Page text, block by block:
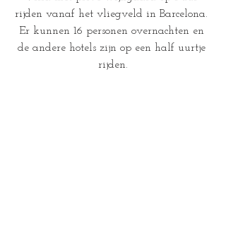
rijden vanaf het vliegveld in Barcelona.
Er kunnen 16 personen overnachten en
de andere hotels zijn op een half uurtje
rijden.